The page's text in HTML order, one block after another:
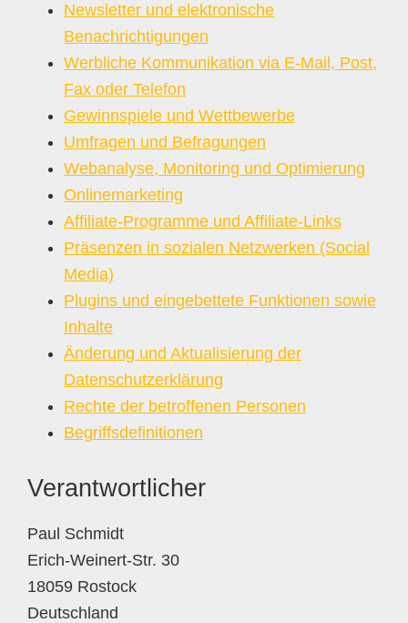
Newsletter und elektronische
Benachrichtigungen
Werbliche Kommunikation via E-Mail, Post,
Fax oder Telefon
Gewinnspiele und Wettbewerbe
Umfragen und Befragungen
Webanalyse, Monitoring und Optimierung
Onlinemarketing
Affiliate-Programme und Affiliate-Links
Präsenzen in sozialen Netzwerken (Social
Media)
Plugins und eingebettete Funktionen sowie
Inhalte
Änderung und Aktualisierung der
Datenschutzerklärung
Rechte der betroffenen Personen
Begriffsdefinitionen
Verantwortlicher
Paul Schmidt
Erich-Weinert-Str. 30
18059 Rostock
Deutschland